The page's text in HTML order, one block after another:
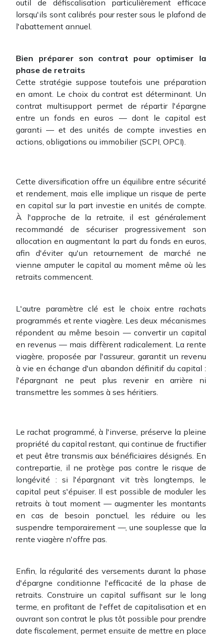
outil de défiscalisation particulièrement efficace
lorsqu'ils sont calibrés pour rester sous le plafond de
l'abattement annuel.
Bien préparer son contrat pour optimiser la
phase de retraits
Cette stratégie suppose toutefois une préparation
en amont. Le choix du contrat est déterminant. Un
contrat multisupport permet de répartir l'épargne
entre un fonds en euros — dont le capital est
garanti — et des unités de compte investies en
actions, obligations ou immobilier (SCPI, OPCI).
Cette diversification offre un équilibre entre sécurité
et rendement, mais elle implique un risque de perte
en capital sur la part investie en unités de compte.
À l'approche de la retraite, il est généralement
recommandé de sécuriser progressivement son
allocation en augmentant la part du fonds en euros,
afin d'éviter qu'un retournement de marché ne
vienne amputer le capital au moment même où les
retraits commencent.
L'autre paramètre clé est le choix entre rachats
programmés et rente viagère. Les deux mécanismes
répondent au même besoin — convertir un capital
en revenus — mais diffèrent radicalement. La rente
viagère, proposée par l'assureur, garantit un revenu
à vie en échange d'un abandon définitif du capital :
l'épargnant ne peut plus revenir en arrière ni
transmettre les sommes à ses héritiers.
Le rachat programmé, à l'inverse, préserve la pleine
propriété du capital restant, qui continue de fructifier
et peut être transmis aux bénéficiaires désignés. En
contrepartie, il ne protège pas contre le risque de
longévité : si l'épargnant vit très longtemps, le
capital peut s'épuiser. Il est possible de moduler les
retraits à tout moment — augmenter les montants
en cas de besoin ponctuel, les réduire ou les
suspendre temporairement —, une souplesse que la
rente viagère n'offre pas.
Enfin, la régularité des versements durant la phase
d'épargne conditionne l'efficacité de la phase de
retraits. Construire un capital suffisant sur le long
terme, en profitant de l'effet de capitalisation et en
ouvrant son contrat le plus tôt possible pour prendre
date fiscalement, permet ensuite de mettre en place